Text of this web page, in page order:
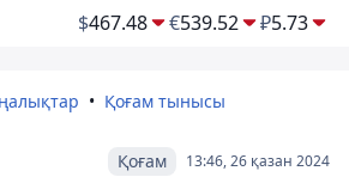
$467.48 €539.52 ₽5.73
Қоғам тынысы
13:46, 26 қазан 2024
Қоғам